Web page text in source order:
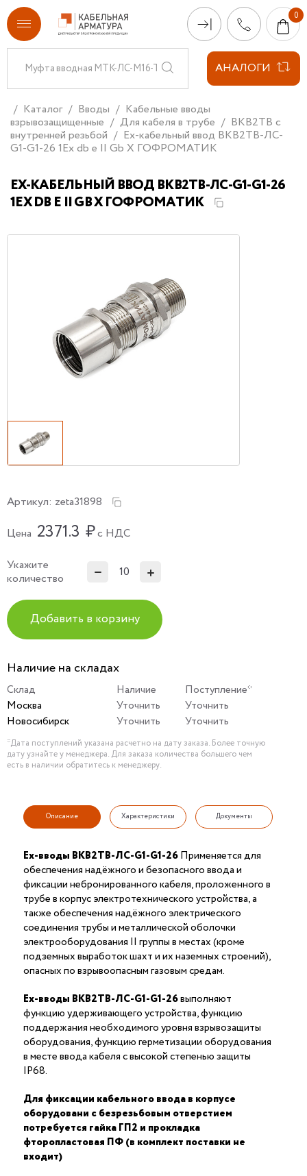
АНАЛОГИ
Каталог Вводы
Кабельные вводы
взрывозащищенные
Для кабеля в трубе
ВКВ2ТВ с
внутренней резьбой
Ех-кабельный ввод ВКВ2ТВ-ЛС-
G1-G1-26 1Ex db e II Gb X ГОФРОМАТИК
ЕХ-КАБЕЛЬНЫЙ ВВОД ВКВ2ТВ-ЛС-G1-G1-26
1EX DB E II GB X ГОФРОМАТИК
Артикул: zeta31898
Цена 2371.3 ₽с НДС
Укажите
количество
Добавить в корзину
Наличие на складах
Склад Наличие
Поступление*
Москва
Уточнить
Уточнить
Новосибирск
Уточнить Уточнить
*Дата поступлений указана расчетно на дату заказа. Более точную
дату узнайте у менеджера. Для заказа количества большего чем
есть в наличии обратитесь к менеджеру.
Описание Характеристики Документы
Ex-вводы ВКВ2ТВ-ЛС-G1-G1-26Применяется для
обеспечения надёжного и безопасного ввода и
фиксации небронированного кабеля, проложенного в
трубе в корпус электротехнического устройства, а
также обеспечения надёжного электрического
соединения трубы и металлической оболочки
электрооборудования II группы в местах (кроме
подземных выработок шахт и их наземных строений),
опасных по взрывоопасным газовым средам.
Ex-вводы ВКВ2ТВ-ЛС-G1-G1-26выполняют
функцию удерживающего устройства, функцию
поддержания необходимого уровня взрывозащиты
оборудования, функцию герметизации оборудования
в месте ввода кабеля с высокой степенью защиты
IP68.
Для фиксации кабельного ввода в корпусе
оборудовани с безрезьбовым отверстием
потребуется гайка ГП2 и прокладка
фторопластовая ПФ (в комплект поставки не
входит)